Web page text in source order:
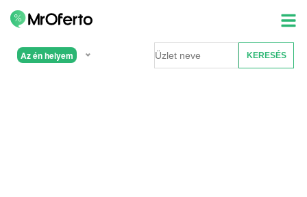
Az én helyem